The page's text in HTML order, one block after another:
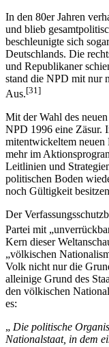
In den 80er Jahren
und blieb
beschleunigte sich
Deutschlands. Die
und Republikaner
stand die NPD mit nur
Aus.[31]
Mit der Wahl des
NPD 1996 eine Zäsur.
mitentwickeltem neuen
mehr im
Leitlinien und
politischen Boden
noch Gültigkeit
Der
Partei mit
Kern dieser
„völkischen
Volk nicht nur die
alleinige Grund des
den völkischen
es:
„ Die politische
Nationalstaat, in dem